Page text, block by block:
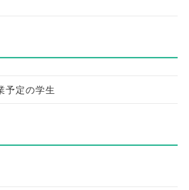
予定の学生